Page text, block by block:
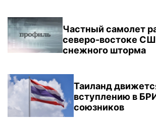
Частный самолет
северо-востоке
снежного шторма
Таиланд
вступлению в
союзников